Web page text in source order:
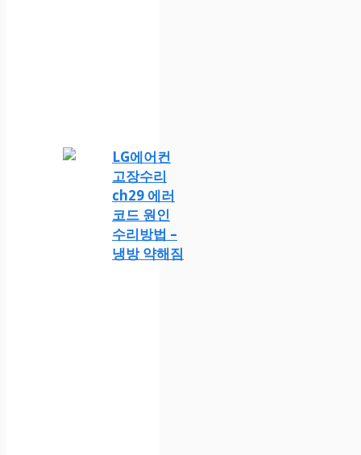
LG에어컨
고장수리
ch29 에러
코드 원인
수리방법 –
냉방 약해짐